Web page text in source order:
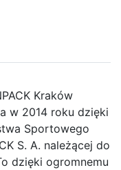
Kraków
w 2014 roku dzięki
Sportowego
S. A. należącej do
dzięki ogromnemu